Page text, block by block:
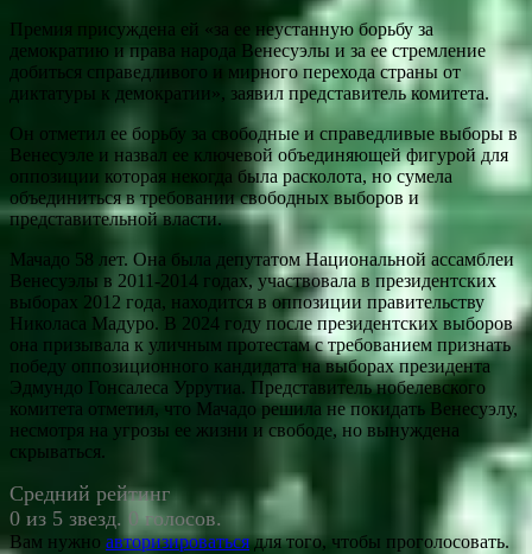
Премия присуждена ей «за ее неустанную борьбу за
демократию и права народа Венесуэлы и за ее стремление
добиться справедливого и мирного перехода страны от
диктатуры к демократии», заявил представитель комитета.
Он отметил ее борьбу за свободные и справедливые выборы в
Венесуэле и назвал ее ключевой объединяющей фигурой для
оппозиции которая некогда была расколота, но сумела
объединиться в требовании свободных выборов и
представительной власти.
Мачадо 58 лет. Она была депутатом Национальной ассамблеи
Венесуэлы в 2011-2014 годах, участвовала в президентских
выборах 2012 года, находится в оппозиции правительству
Николаса Мадуро. В 2024 году после президентских выборов
она призывала к уличным протестам с требованием признать
победу оппозиционного кандидата на выборах президента
Эдмундо Гонсалеса Уррутиа. Представитель нобелевского
комитета отметил, что Мачадо решила не покидать Венесуэлу,
несмотря на угрозы ее жизни и свободе, но вынуждена
скрываться.
Средний рейтинг
0 из 5 звезд. 0 голосов.
Вам нужно авторизироватьсядля того, чтобы проголосовать.